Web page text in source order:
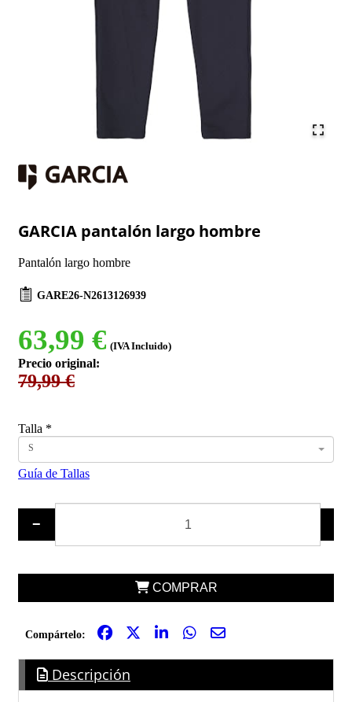
GARCIA pantalón largo hombre
Pantalón largo hombre
GARE26-N2613126939
63,99 € (IVA Incluido)
Precio original:
79,99 €
Talla *
S
Guía de Tallas
−
COMPRAR
Compártelo:
Descripción